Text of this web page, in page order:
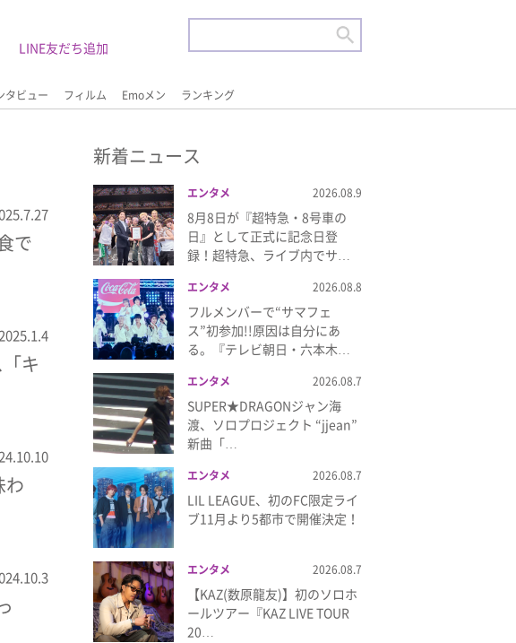
タビュー フィルム Emoメン ランキング
LINE友だち追加
で
キ
わ
新着ニュース
エンタメ 2026.08.9
8月8日が『超特急・8号車の
日』として正式に記念日登
録！超特急、ライブ内でサ…
エンタメ 2026.08.8
フルメンバーで“サマフェ
ス”初参加!!原因は自分にあ
る。『テレビ朝日・六本木…
エンタメ 2026.08.7
SUPER★DRAGONジャン海
渡、ソロプロジェクト “jjean”
新曲「…
エンタメ 2026.08.7
LIL LEAGUE、初のFC限定ライ
ブ11月より5都市で開催決定！
エンタメ 2026.08.7
【KAZ(数原龍友)】初のソロホ
ールツアー『KAZ LIVE TOUR
20…